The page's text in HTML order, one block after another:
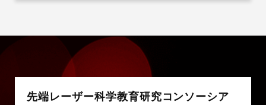
先端レーザー科学教育研究コンソーシア